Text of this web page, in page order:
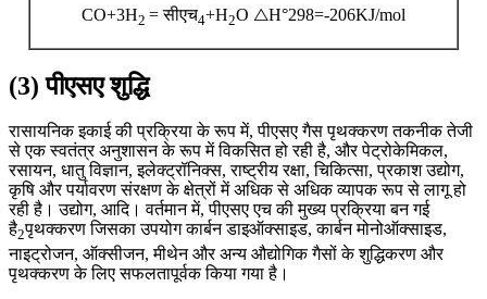
CO+3H2 = सीएच4+H2O △H°298=-206KJ/mol
(3) पीएसए शुद्धि
रासायनिक इकाई की प्रक्रिया के रूप में, पीएसए गैस पृथक्करण तकनीक तेजी
से एक स्वतंत्र अनुशासन के रूप में विकसित हो रही है, और पेट्रोकेमिकल,
रसायन, धातु विज्ञान, इलेक्ट्रॉनिक्स, राष्ट्रीय रक्षा, चिकित्सा, प्रकाश उद्योग,
कृषि और पर्यावरण संरक्षण के क्षेत्रों में अधिक से अधिक व्यापक रूप से लागू हो
रही है। उद्योग, आदि। वर्तमान में, पीएसए एच की मुख्य प्रक्रिया बन गई
है2पृथक्करण जिसका उपयोग कार्बन डाइऑक्साइड, कार्बन मोनोऑक्साइड,
नाइट्रोजन, ऑक्सीजन, मीथेन और अन्य औद्योगिक गैसों के शुद्धिकरण और
पृथक्करण के लिए सफलतापूर्वक किया गया है।